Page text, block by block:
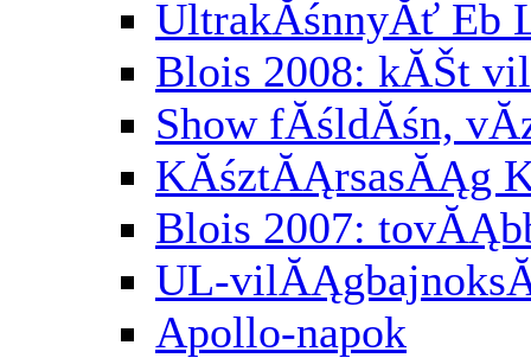
UltrakĂśnnyĂť Eb
Blois 2008: kĂŠt
Show fĂśldĂśn,
KĂśztĂĄrsasĂĄg
Blois 2007:
UL-
Apollo-napok